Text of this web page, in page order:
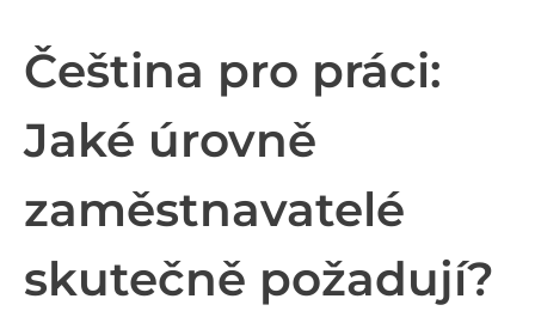
Čeština pro práci:
Jaké úrovně
zaměstnavatelé
skutečně požadují?